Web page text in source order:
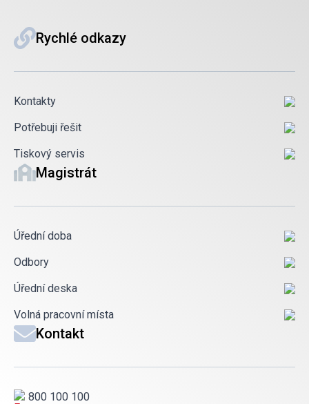
Rychlé odkazy
Kontakty
Potřebuji řešit
Tiskový servis
Magistrát
Úřední doba
Odbory
Úřední deska
Volná pracovní místa
Kontakt
800 100 100